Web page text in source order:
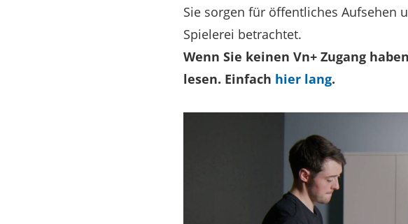
Sie sorgen für öffentliches Aufsehen
Spielerei betrachtet.
Wenn Sie keinen Vn+ Zugang
lesen. Einfach hier lang.